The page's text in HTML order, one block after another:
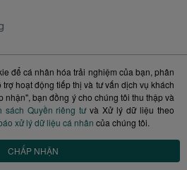
phần Phát triển Y tế
LUẬT: ÔngNguyễn
đốc
ban nhân dân TPHCM
ký thay đổi lần thứ 10,
để cá nhân hóa trải nghiệm của bạn, phân
hoạt động tiếp thị và tư vấn dịch vụ khách
nhận", bạn đồng ý cho chúng tôi thu thập và
sách Quyền riêng tưvà Xử lý dữ liệu theo
xử lý dữ liệu cá nhân của chúng tôi.
CHẤP NHẬN